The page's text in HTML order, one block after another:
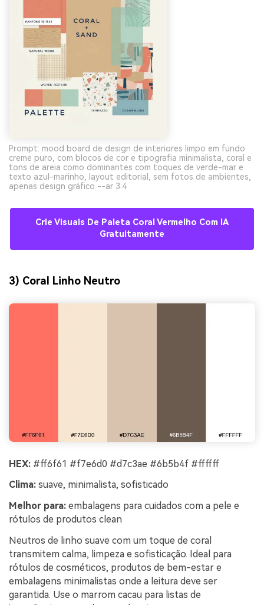
Prompt: mood board de design de interiores limpo em fundo
creme puro, com blocos de cor e tipografia minimalista, coral e
tons de areia como dominantes com toques de verde-mar e
texto azul-marinho, layout editorial, sem fotos de ambientes,
apenas design gráfico --ar 3:4
Crie Visuais De Paleta Coral Vermelho Com IA
Gratuitamente
3) Coral Linho Neutro
HEX: #ff6f61 #f7e6d0 #d7c3ae #6b5b4f #ffffff
Clima: suave, minimalista, sofisticado
Melhor para: embalagens para cuidados com a pele e
rótulos de produtos clean
Neutros de linho suave com um toque de coral
transmitem calma, limpeza e sofisticação. Ideal para
rótulos de cosméticos, produtos de bem-estar e
embalagens minimalistas onde a leitura deve ser
garantida. Use o marrom cacau para listas de